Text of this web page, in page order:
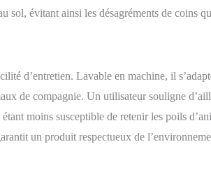
sol, évitant ainsi les désagréments de coins
d’entretien. Lavable en machine, il
de compagnie. Un utilisateur souligne
moins susceptible de retenir les poils
un produit respectueux de